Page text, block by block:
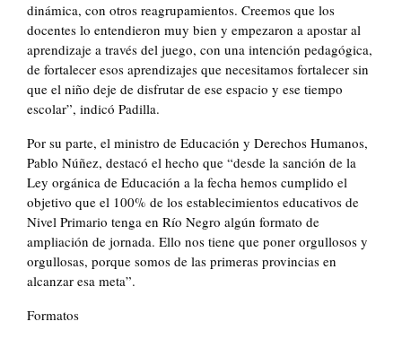
dinámica, con otros reagrupamientos. Creemos que los
docentes lo entendieron muy bien y empezaron a apostar al
aprendizaje a través del juego, con una intención pedagógica,
de fortalecer esos aprendizajes que necesitamos fortalecer sin
que el niño deje de disfrutar de ese espacio y ese tiempo
escolar”, indicó Padilla.
Por su parte, el ministro de Educación y Derechos Humanos,
Pablo Núñez, destacó el hecho que “desde la sanción de la
Ley orgánica de Educación a la fecha hemos cumplido el
objetivo que el 100% de los establecimientos educativos de
Nivel Primario tenga en Río Negro algún formato de
ampliación de jornada. Ello nos tiene que poner orgullosos y
orgullosas, porque somos de las primeras provincias en
alcanzar esa meta”.
Formatos